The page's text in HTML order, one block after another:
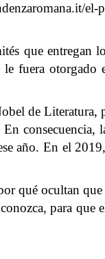
el-
que entregan
fuera otorgado
de Literatura,
consecuencia,
año. En el
qué ocultan
para que